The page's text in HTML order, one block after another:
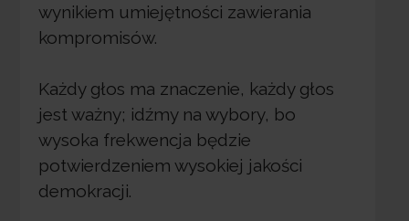
wynikiem umiejętności zawierania
kompromisów.
Każdy głos ma znaczenie, każdy głos
jest ważny; idźmy na wybory, bo
wysoka frekwencja będzie
potwierdzeniem wysokiej jakości
demokracji.